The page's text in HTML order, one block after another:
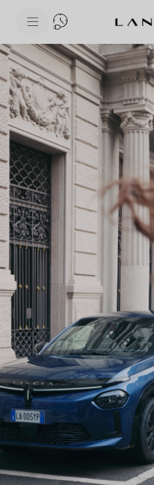
skipToNavigationData